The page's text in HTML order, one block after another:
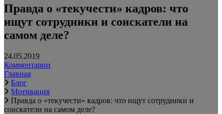
Правда о «текучести» кадров: что
ищут сотрудники и соискатели на
самом деле?
24.05.2019
Комментарии
Главная
Блог
Мотивация
Правда о «текучести» кадров: что ищут сотрудники и
соискатели на самом деле?